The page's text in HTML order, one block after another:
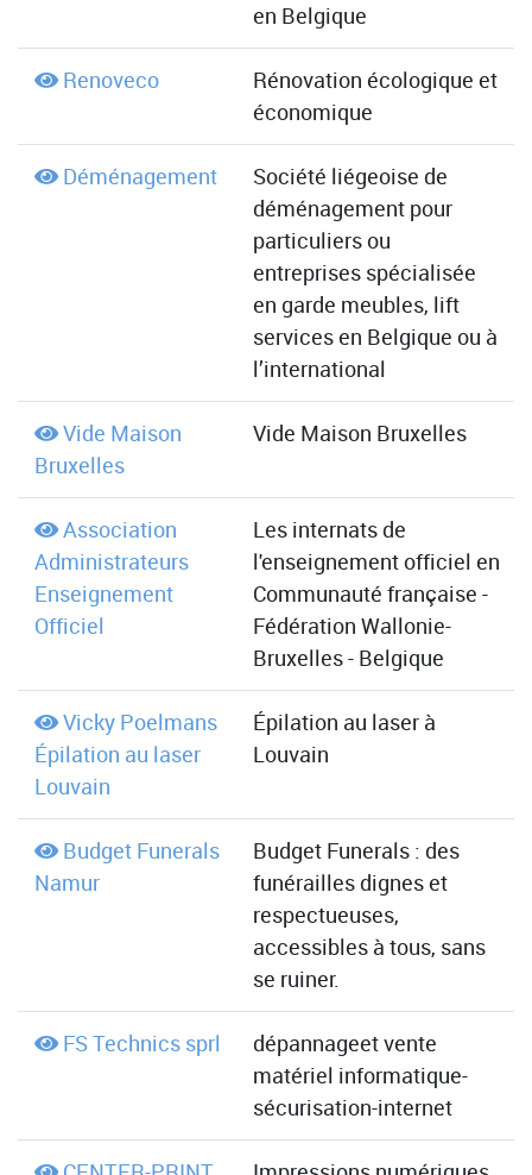
en Belgique
Renoveco
Rénovation écologique et
économique
Déménagement
Société liégeoise de
déménagement pour
particuliers ou
entreprises spécialisée
en garde meubles, lift
services en Belgique ou à
l’international
Vide Maison
Bruxelles
Vide Maison Bruxelles
Association
Administrateurs
Enseignement
Officiel
Les internats de
l'enseignement officiel en
Communauté française -
Fédération Wallonie-
Bruxelles - Belgique
Vicky Poelmans
Épilation au laser
Louvain
Épilation au laser à
Louvain
Budget Funerals
Namur
Budget Funerals : des
funérailles dignes et
respectueuses,
accessibles à tous, sans
se ruiner.
FS Technics sprl
dépannageet vente
matériel informatique-
sécurisation-internet